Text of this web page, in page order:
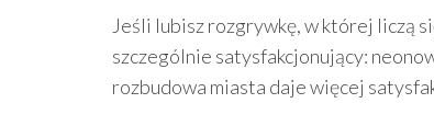
Jeśli lubisz rozgrywkę, w której liczą
szczególnie satysfakcjonujący:
rozbudowa miasta daje więcej